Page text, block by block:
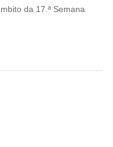
da 17.ª Semana